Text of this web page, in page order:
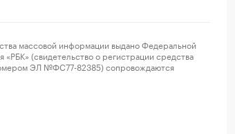
массовой информации выдано Федеральной
(свидетельство о регистрации средства
ЭЛ №ФС77-82385) сопровождаются